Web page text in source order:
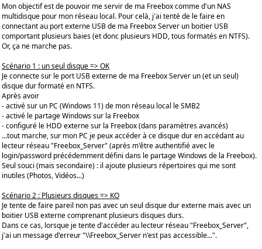
Mon objectif est de pouvoir me servir de ma Freebox comme d'un NAS
multidisque pour mon réseau local. Pour celà, j'ai tenté de le faire en
connectant au port externe USB de ma Freebox Server un boitier USB
comportant plusieurs baies (et donc plusieurs HDD, tous formatés en NTFS).
Or, ça ne marche pas.
Scénario 1 : un seul disque => OK
Je connecte sur le port USB externe de ma Freebox Server un (et un seul)
disque dur formaté en NTFS.
Après avoir
- activé sur un PC (Windows 11) de mon réseau local le SMB2
- activé le partage Windows sur la Freebox
- configuré le HDD externe sur la Freebox (dans paramètres avancés)
...tout marche, sur mon PC je peux accéder à ce disque dur en accédant au
lecteur réseau "Freebox_Server" (après m'être authentifié avec le
login/password précédemment défini dans le partage Windows de la Freebox).
Seul souci (mais secondaire) : il ajoute plusieurs répertoires qui me sont
inutiles (Photos, Vidéos...)
Scénario 2 : Plusieurs disques => KO
Je tente de faire pareil non pas avec un seul disque dur externe mais avec un
boitier USB externe comprenant plusieurs disques durs.
Dans ce cas, lorsque je tente d'accéder au lecteur réseau "Freebox_Server",
j'ai un message d'erreur "\\Freebox_Server n'est pas accessible...".